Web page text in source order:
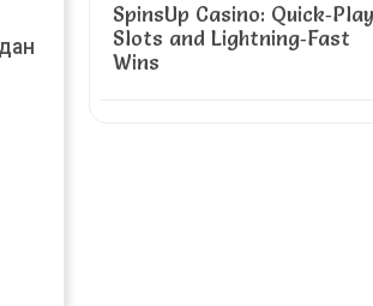
SpinsUp Casino: Quick‑Play
Slots and Lightning‑Fast
Wins